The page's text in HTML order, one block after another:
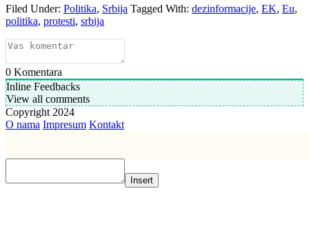
Filed Under: Politika, Srbija Tagged With: dezinformacije, EK, Eu,
politika, protesti, srbija
0 Komentara
Inline Feedbacks
View all comments
Copyright 2024
O nama Impresum Kontakt
Insert